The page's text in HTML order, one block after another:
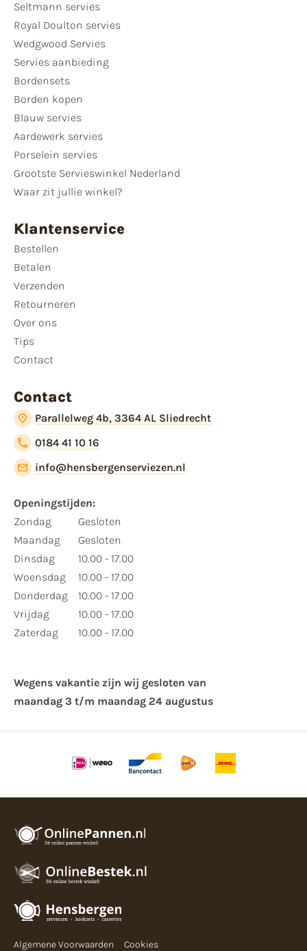
Seltmann servies
Royal Doulton servies
Wedgwood Servies
Servies aanbieding
Bordensets
Borden kopen
Blauw servies
Aardewerk servies
Porselein servies
Grootste Servieswinkel Nederland
Waar zit jullie winkel?
Klantenservice
Bestellen
Betalen
Verzenden
Retourneren
Over ons
Tips
Contact
Contact
Parallelweg 4b, 3364 AL Sliedrecht
0184 41 10 16
info@hensbergenserviezen.nl
Openingstijden:
Zondag
Maandag
Dinsdag
Woensdag
Donderdag
Vrijdag
Zaterdag
Gesloten
Gesloten
10.00 - 17.00
10.00 - 17.00
10.00 - 17.00
10.00 - 17.00
10.00 - 17.00
Wegens vakantie zijn wij gesloten van ​
maandag 3 t/m maandag 24 augustus
Algemene Voorwaarden Cookies